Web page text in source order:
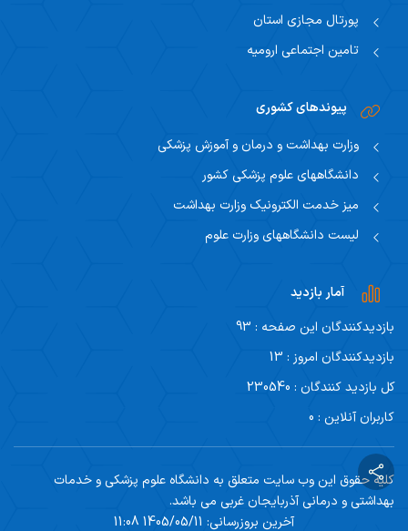
پورتال مجازی استان
تامین اجتماعی ارومیه
پیوندهای کشوری
وزارت بهداشت و درمان و آموزش پزشکی
دانشگاههای علوم پزشکی کشور
میز خدمت الکترونیک وزارت بهداشت
لیست دانشگاههای وزارت علوم
آمار بازدید
بازدیدکنندگان این صفحه : 93
بازدیدکنندگان امروز : 13
کل بازدید کنندگان : 230540
کاربران آنلاین : 0
کلیه حقوق این وب سایت متعلق به دانشگاه علوم پزشکی و خدمات
بهداشتی و درمانی آذربایجان غربی می باشد.
آخرین بروزرسانی: 1405/05/11 11:08